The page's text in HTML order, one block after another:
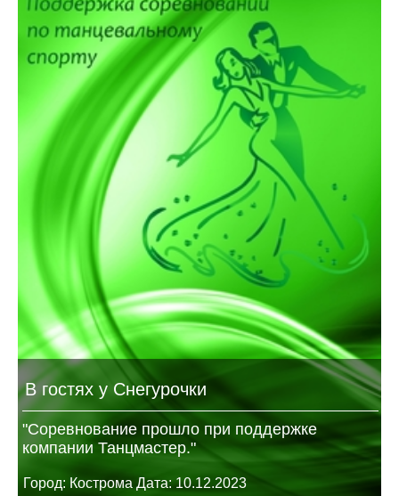
В гостях у Снегурочки
"Соревнование прошло при поддержке
компании Танцмастер."
Город: Кострома Дата: 10.12.2023